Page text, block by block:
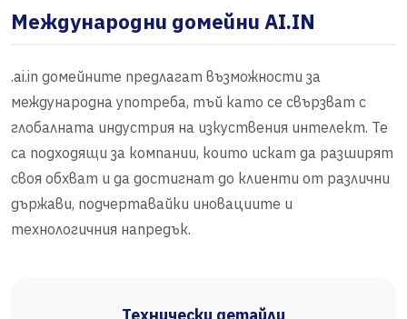
Международни домейни AI.IN
.ai.in домейните предлагат възможности за
международна употреба, тъй като се свързват с
глобалната индустрия на изкуствения интелект. Те
са подходящи за компании, които искат да разширят
своя обхват и да достигнат до клиенти от различни
държави, подчертавайки иновациите и
технологичния напредък.